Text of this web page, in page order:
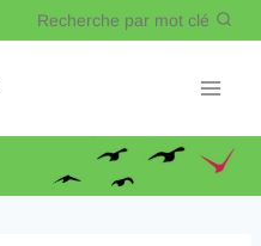
Recherche par mot clé